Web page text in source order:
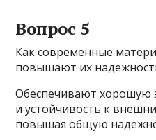
Вопрос 5
Как современные
повышают их
Обеспечивают хорошую
и устойчивость к
повышая общую